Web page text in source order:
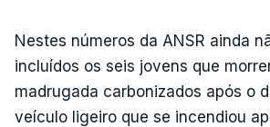
Nestes números da ANSR ainda
incluídos os seis jovens que
madrugada carbonizados após o
veículo ligeiro que se incendiou